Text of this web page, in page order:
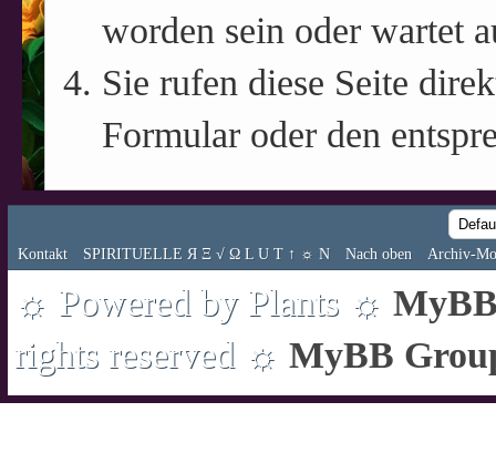
worden sein oder wartet
Sie rufen diese Seite
Formular oder den
Kontakt SPIRITUELLE Я Ξ √ Ω L U T ↑ ☼ N Nach oben Archiv-
☼ Powered by Plants ☼
rights reserved ☼ MyBB